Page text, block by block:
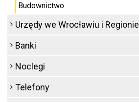
Budownictwo
Urzędy we Wrocławiu i Regionie
Banki
Noclegi
Telefony